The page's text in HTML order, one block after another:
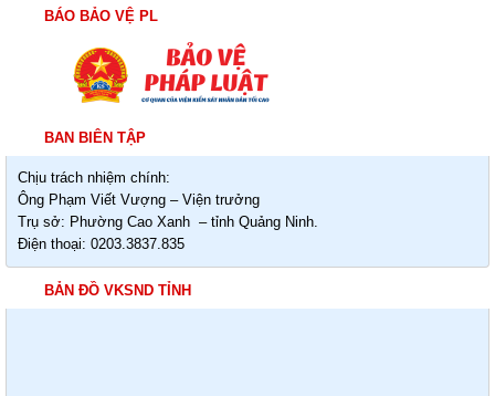
BÁO BẢO VỆ PL
BAN BIÊN TẬP
Chịu trách nhiệm chính:
Ông Phạm Viết Vượng – Viện trưởng
Trụ sở: Phường Cao Xanh – tỉnh Quảng Ninh.
Điện thoại: 0203.3837.835
BẢN ĐỒ VKSND TỈNH